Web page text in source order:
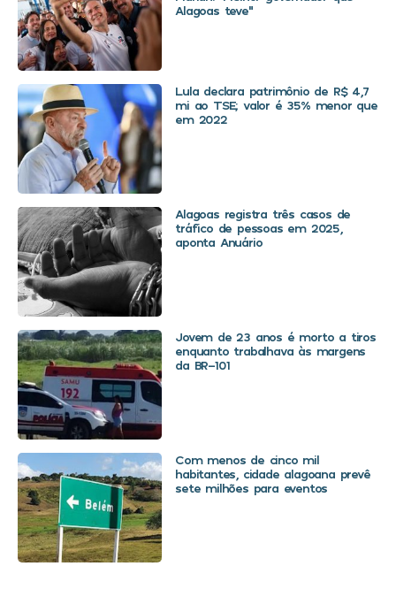
Alagoas teve”
Lula declara patrimônio de R$ 4,7
mi ao TSE; valor é 35% menor que
em 2022
Alagoas registra três casos de
tráfico de pessoas em 2025,
aponta Anuário
Jovem de 23 anos é morto a tiros
enquanto trabalhava às margens
da BR-101
Com menos de cinco mil
habitantes, cidade alagoana prevê
sete milhões para eventos